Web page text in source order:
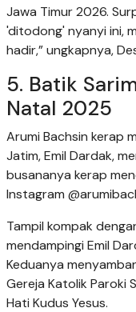
Jawa Timur 2026.
'ditodong' nyanyi ini,
hadir,” ungkapnya,
5. Batik
Natal 2025
Arumi Bachsin kerap
Jatim, Emil Dardak,
busananya kerap
Instagram
Tampil kompak
mendampingi Emil
Keduanya
Gereja Katolik Paroki
Hati Kudus Yesus.